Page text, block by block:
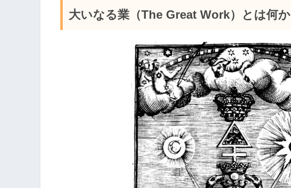
大いなる業（The Great Work）とは何か